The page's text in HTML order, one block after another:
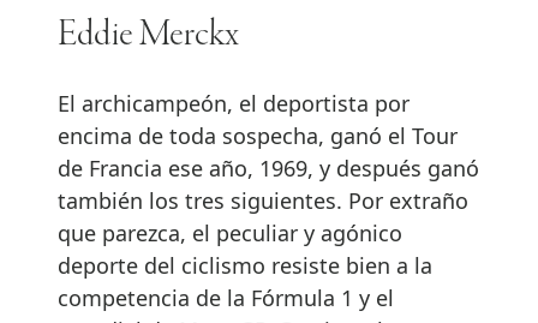
Eddie Merckx
El archicampeón, el deportista por
encima de toda sospecha, ganó el Tour
de Francia ese año, 1969, y después ganó
también los tres siguientes. Por extraño
que parezca, el peculiar y agónico
deporte del ciclismo resiste bien a la
competencia de la Fórmula 1 y el